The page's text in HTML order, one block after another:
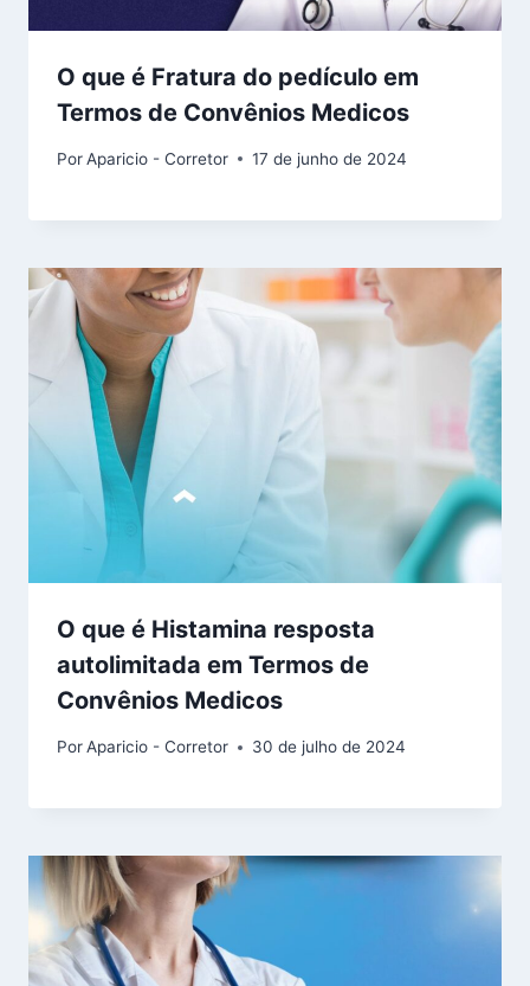
O que é Fratura do pedículo em
Termos de Convênios Medicos
PorAparicio - Corretor 17 de junho de 2024
O que é Histamina resposta
autolimitada em Termos de
Convênios Medicos
PorAparicio - Corretor 30 de julho de 2024